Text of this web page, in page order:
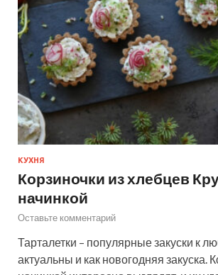
КУХНЯ
Корзиночки из хлебцев
начинкой
Оставьте комментарий
Тарталетки – популярные закуски к
актуальны и как новогодняя закуска.